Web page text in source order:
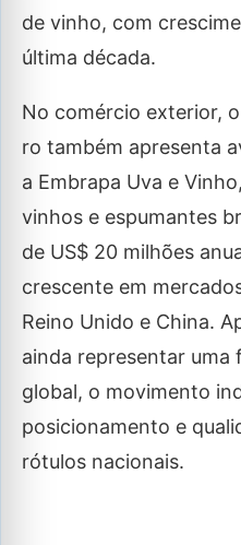
de vinho, com
última década.
No comércio exterior,
ro também apresenta
a Embrapa Uva e
vinhos e espumantes
de US$ 20 milhões
crescente em
Reino Unido e China.
ainda representar uma
global, o movimento
posicionamento e
rótulos nacionais.